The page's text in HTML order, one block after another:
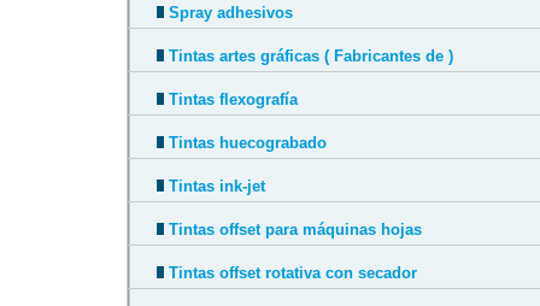
Spray adhesivos
Tintas artes gráficas ( Fabricantes de )
Tintas flexografía
Tintas huecograbado
Tintas ink-jet
Tintas offset para máquinas hojas
Tintas offset rotativa con secador